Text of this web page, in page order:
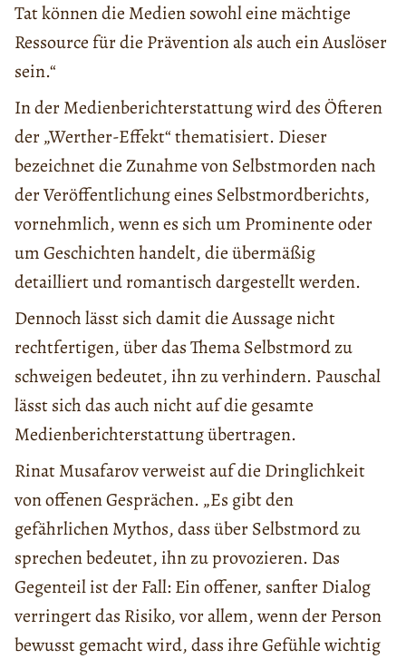
Tat können die Medien sowohl eine mächtige
Ressource für die Prävention als auch ein Auslöser
sein.“
In der Medienberichterstattung wird des Öfteren
der „Werther-Effekt“ thematisiert. Dieser
bezeichnet die Zunahme von Selbstmorden nach
der Veröffentlichung eines Selbstmordberichts,
vornehmlich, wenn es sich um Prominente oder
um Geschichten handelt, die übermäßig
detailliert und romantisch dargestellt werden.
Dennoch lässt sich damit die Aussage nicht
rechtfertigen, über das Thema Selbstmord zu
schweigen bedeutet, ihn zu verhindern. Pauschal
lässt sich das auch nicht auf die gesamte
Medienberichterstattung übertragen.
Rinat Musafarov verweist auf die Dringlichkeit
von offenen Gesprächen. „Es gibt den
gefährlichen Mythos, dass über Selbstmord zu
sprechen bedeutet, ihn zu provozieren. Das
Gegenteil ist der Fall: Ein offener, sanfter Dialog
verringert das Risiko, vor allem, wenn der Person
bewusst gemacht wird, dass ihre Gefühle wichtig